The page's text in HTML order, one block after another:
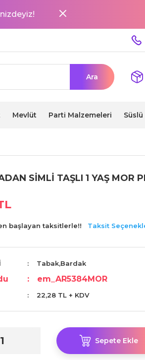
Ara
Mevlüt Parti Malzemeleri Süslü
SİMLİ TAŞLI 1 YAŞ MOR
başlayan taksitlerle!! Taksit
Tabak,Bardak
em_AR5384MOR
22,28 TL + KDV
Sepete Ekle